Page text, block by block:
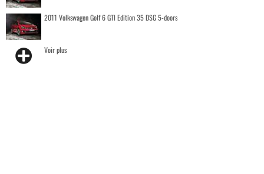
2011 Volkswagen Golf 6 GTI Edition 35 DSG 5-doors
Voir plus